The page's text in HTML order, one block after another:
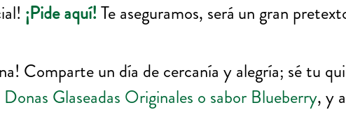
¡Pide aquí!Te aseguramos, será un gran
Comparte un día de cercanía y alegría; sé tu
Donas Glaseadas Originales o sabor Blueberry, y